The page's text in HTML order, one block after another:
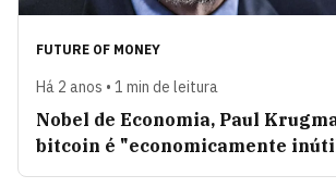
FUTURE OF MONEY
Há 2 anos • 1 min de leitura
Nobel de Economia, Paul
bitcoin é "economicamente